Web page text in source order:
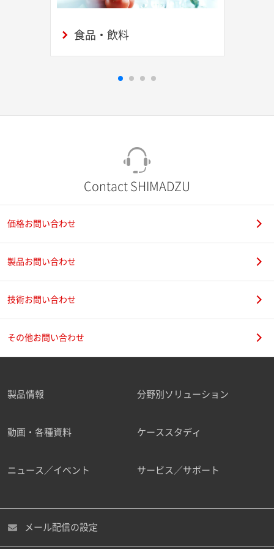
食品・飲料
Contact SHIMADZU
価格お問い合わせ
製品お問い合わせ
技術お問い合わせ
その他お問い合わせ
製品情報 分野別ソリューション
動画・各種資料 ケーススタディ
ニュース／イベント サービス／サポート
メール配信の設定